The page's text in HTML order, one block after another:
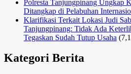
Polresta Tanjungpinang Ungkap
Ditangkap di Pelabuhan
Klarifikasi Terkait Lokasi Judi
Tanjungpinang: Tidak Ada
Tegaskan Sudah Tutup Usaha
Kategori Berita